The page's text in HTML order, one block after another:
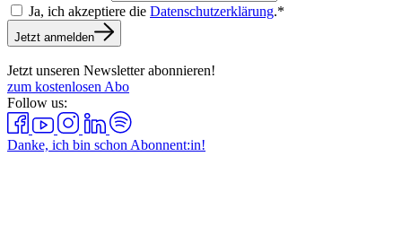
Ja, ich akzeptiere die Datenschutzerklärung.*
Jetzt anmelden
Jetzt unseren Newsletter abonnieren!
zum kostenlosen Abo
Follow us:
Danke, ich bin schon Abonnent:in!